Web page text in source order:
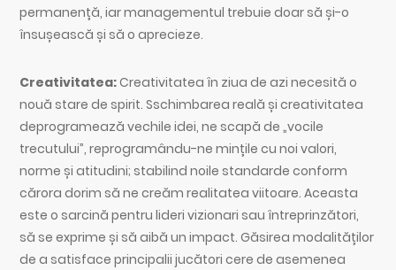
permanență, iar managementul trebuie doar să și-o
însușească și să o aprecieze.
Creativitatea:Creativitatea în ziua de azi necesită o
nouă stare de spirit. Sschimbarea reală și creativitatea
deprogramează vechile idei, ne scapă de „vocile
trecutului”, reprogramându-ne mințile cu noi valori,
norme și atitudini; stabilind noile standarde conform
cărora dorim să ne creăm realitatea viitoare. Aceasta
este o sarcină pentru lideri vizionari sau întreprinzători,
să se exprime și să aibă un impact. Găsirea modalităților
de a satisface principalii jucători cere de asemenea